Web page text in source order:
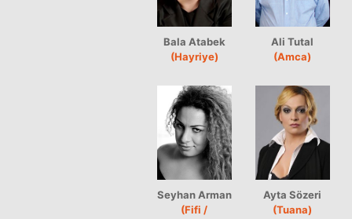
Bala Atabek
(Hayriye)
Ali Tutal
(Amca)
Seyhan Arman
(Fifi /
Ayta Sözeri
(Tuana)